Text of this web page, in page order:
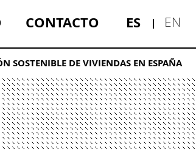
CONTACTO ES EN
SOSTENIBLE DE VIVIENDAS EN ESPAÑA